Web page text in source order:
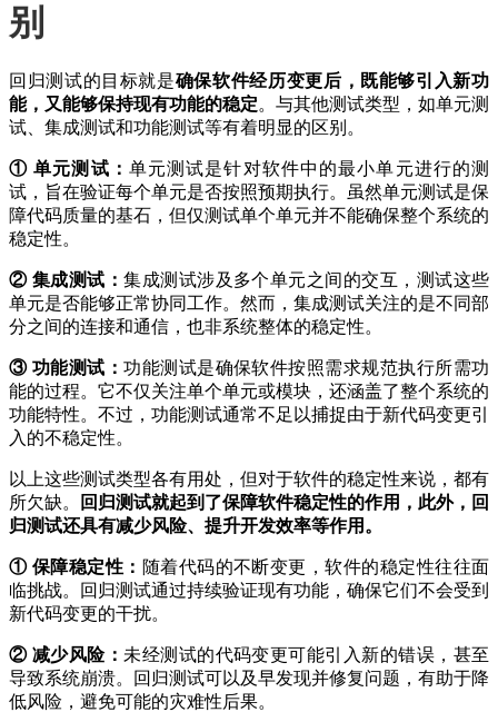
别
回归测试的目标就是确保软件经历变更后，既能够引入新功
能，又能够保持现有功能的稳定。与其他测试类型，如单元测
试、集成测试和功能测试等有着明显的区别。
① 单元测试： 单元测试是针对软件中的最小单元进行的测
试，旨在验证每个单元是否按照预期执行。虽然单元测试是保
障代码质量的基石，但仅测试单个单元并不能确保整个系统的
稳定性。
② 集成测试：集成测试涉及多个单元之间的交互，测试这些
单元是否能够正常协同工作。然而，集成测试关注的是不同部
分之间的连接和通信，也非系统整体的稳定性。
③ 功能测试：功能测试是确保软件按照需求规范执行所需功
能的过程。它不仅关注单个单元或模块，还涵盖了整个系统的
功能特性。不过，功能测试通常不足以捕捉由于新代码变更引
入的不稳定性。
以上这些测试类型各有用处，但对于软件的稳定性来说，都有
所欠缺。
回归测试就起到了保障软件稳定性的作用，此外，回
归测试还具有减少风险、提升开发效率等作用。
① 保障稳定性： 随着代码的不断变更，软件的稳定性往往面
临挑战。回归测试通过持续验证现有功能，确保它们不会受到
新代码变更的干扰。
② 减少风险： 未经测试的代码变更可能引入新的错误，甚至
导致系统崩溃。回归测试可以及早发现并修复问题，有助于降
低风险，避免可能的灾难性后果。